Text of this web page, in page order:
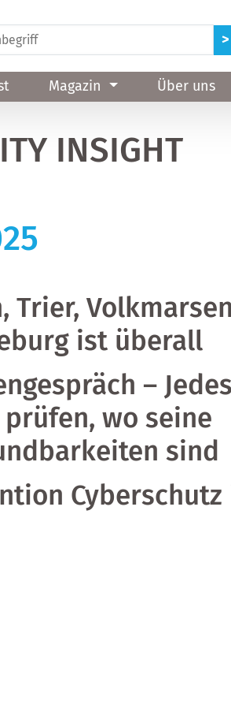
Magazin Über uns
INSIGHT
Trier,
ist überall
–
wo seine
sind
Cyberschutz